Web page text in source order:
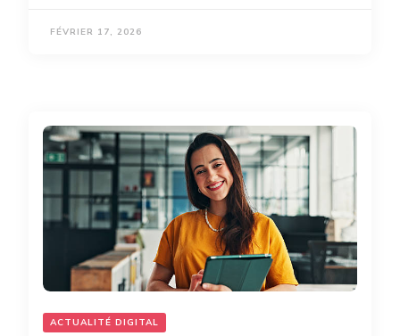
FÉVRIER 17, 2026
ACTUALITÉ DIGITAL